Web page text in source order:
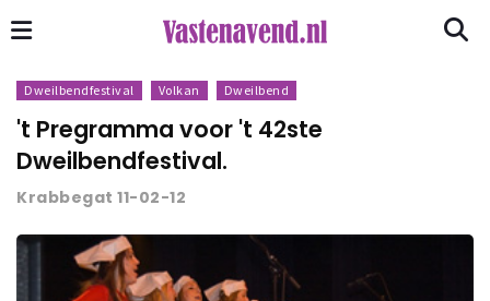
Dweilbendfestival Volkan Dweilbend
't Pregramma voor 't 42ste
Dweilbendfestival.
Krabbegat 11-02-12